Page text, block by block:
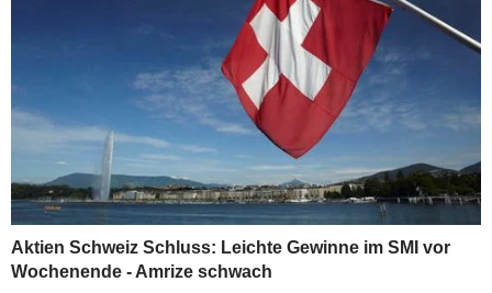
Aktien Schweiz Schluss: Leichte Gewinne im SMI vor
Wochenende - Amrize schwach